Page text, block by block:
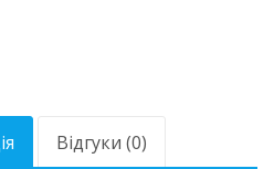
Відгуки (0)